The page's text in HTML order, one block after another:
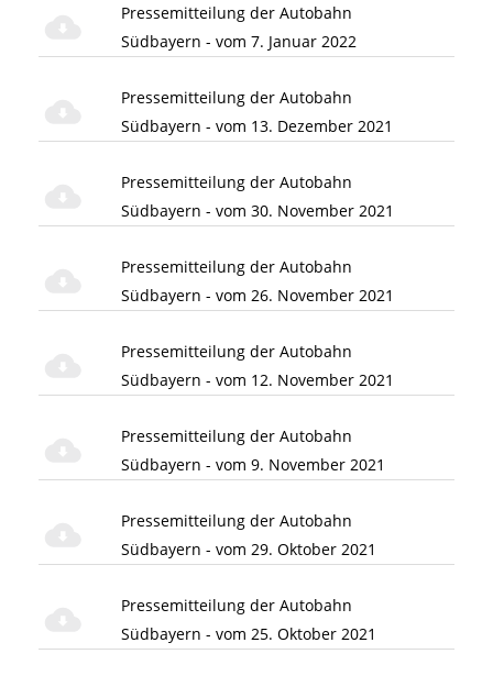
Pressemitteilung der Autobahn
Südbayern - vom 7. Januar 2022
Pressemitteilung der Autobahn
Südbayern - vom 13. Dezember 2021
Pressemitteilung der Autobahn
Südbayern - vom 30. November 2021
Pressemitteilung der Autobahn
Südbayern - vom 26. November 2021
Pressemitteilung der Autobahn
Südbayern - vom 12. November 2021
Pressemitteilung der Autobahn
Südbayern - vom 9. November 2021
Pressemitteilung der Autobahn
Südbayern - vom 29. Oktober 2021
Pressemitteilung der Autobahn
Südbayern - vom 25. Oktober 2021